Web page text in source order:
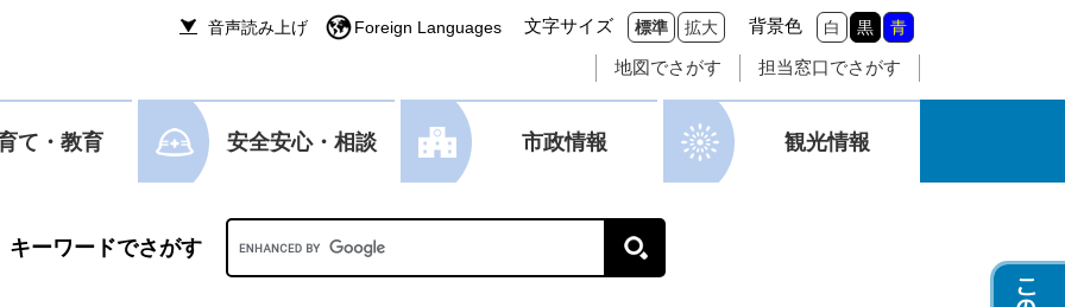
音声読み上げ Foreign Languages 文字サイズ 標準 拡大 背景色 白 黒 青
地図でさがす 担当窓口でさがす
て・教育 安全安心・相談 市政情報 観光情報
Googleカスタム検索